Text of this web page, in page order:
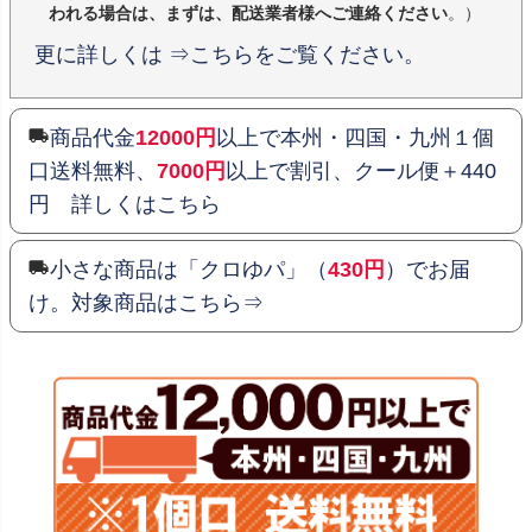
われる場合は、まずは、配送業者様へご連絡ください。）
更に詳しくは ⇒こちらをご覧ください。
商品代金12000円 以上で本州・四国・九州１個
口送料無料、 7000円 以上で割引、クール便＋440
円 詳しくはこちら
小さな商品は「クロゆパ」（430円 ）でお届
け。対象商品はこちら⇒